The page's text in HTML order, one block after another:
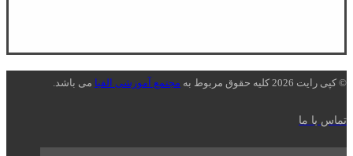
© کپی رایت 2026 کلیه حقوق مربوط به مجتمع آموزشی الفبا می باشد.
تماس با ما